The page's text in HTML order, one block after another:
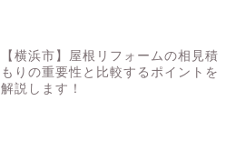
【横浜市】屋根リフォームの相見積
もりの重要性と比較するポイントを
解説します！